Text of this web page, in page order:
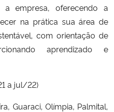
empresa, oferecendo a
na prática sua área de
com orientação de
aprendizado e
a jul/22)
Guaraci, Olímpia, Palmital,